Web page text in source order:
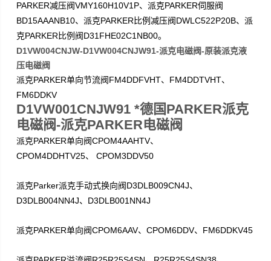
PARKER减压阀VMY160H10V1P、派克PARKER伺服阀
BD15AAANB10、派克PARKER 比例减压阀 DWLC522P20B、派
克PARKER 比例阀 D31FHE02C1NB00。
D1VW004CNJW-D1VW004CNJW91-派克电磁阀-原装派克液
压电磁阀
派克PARKER单向节流阀 FM4DDFVHT、 FM4DDTVHT、
FM6DDKV
D1VW001CNJW91 *德国PARKER派克
电磁阀-派克PARKER电磁阀
派克PARKER单向阀CPOM4AAHTV、
CPOM4DDHTV25、 CPOM3DDV50
派克Parker派克手动式换向阀 D3DLB009CN4J、
D3DLB004NN4J、 D3DLB001NN4J
派克PARKER单向阀CPOM6AAV、CPOM6DDV、 FM6DDKV45